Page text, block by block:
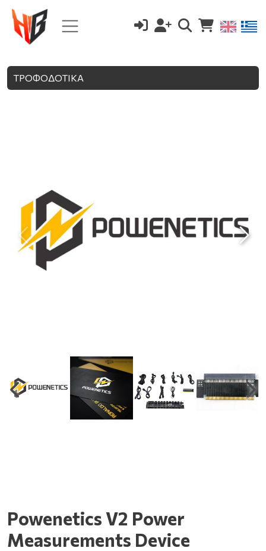
ΤΡΟΦΟΔΟΤΙΚΑ
Powenetics V2 Power
Measurements Device